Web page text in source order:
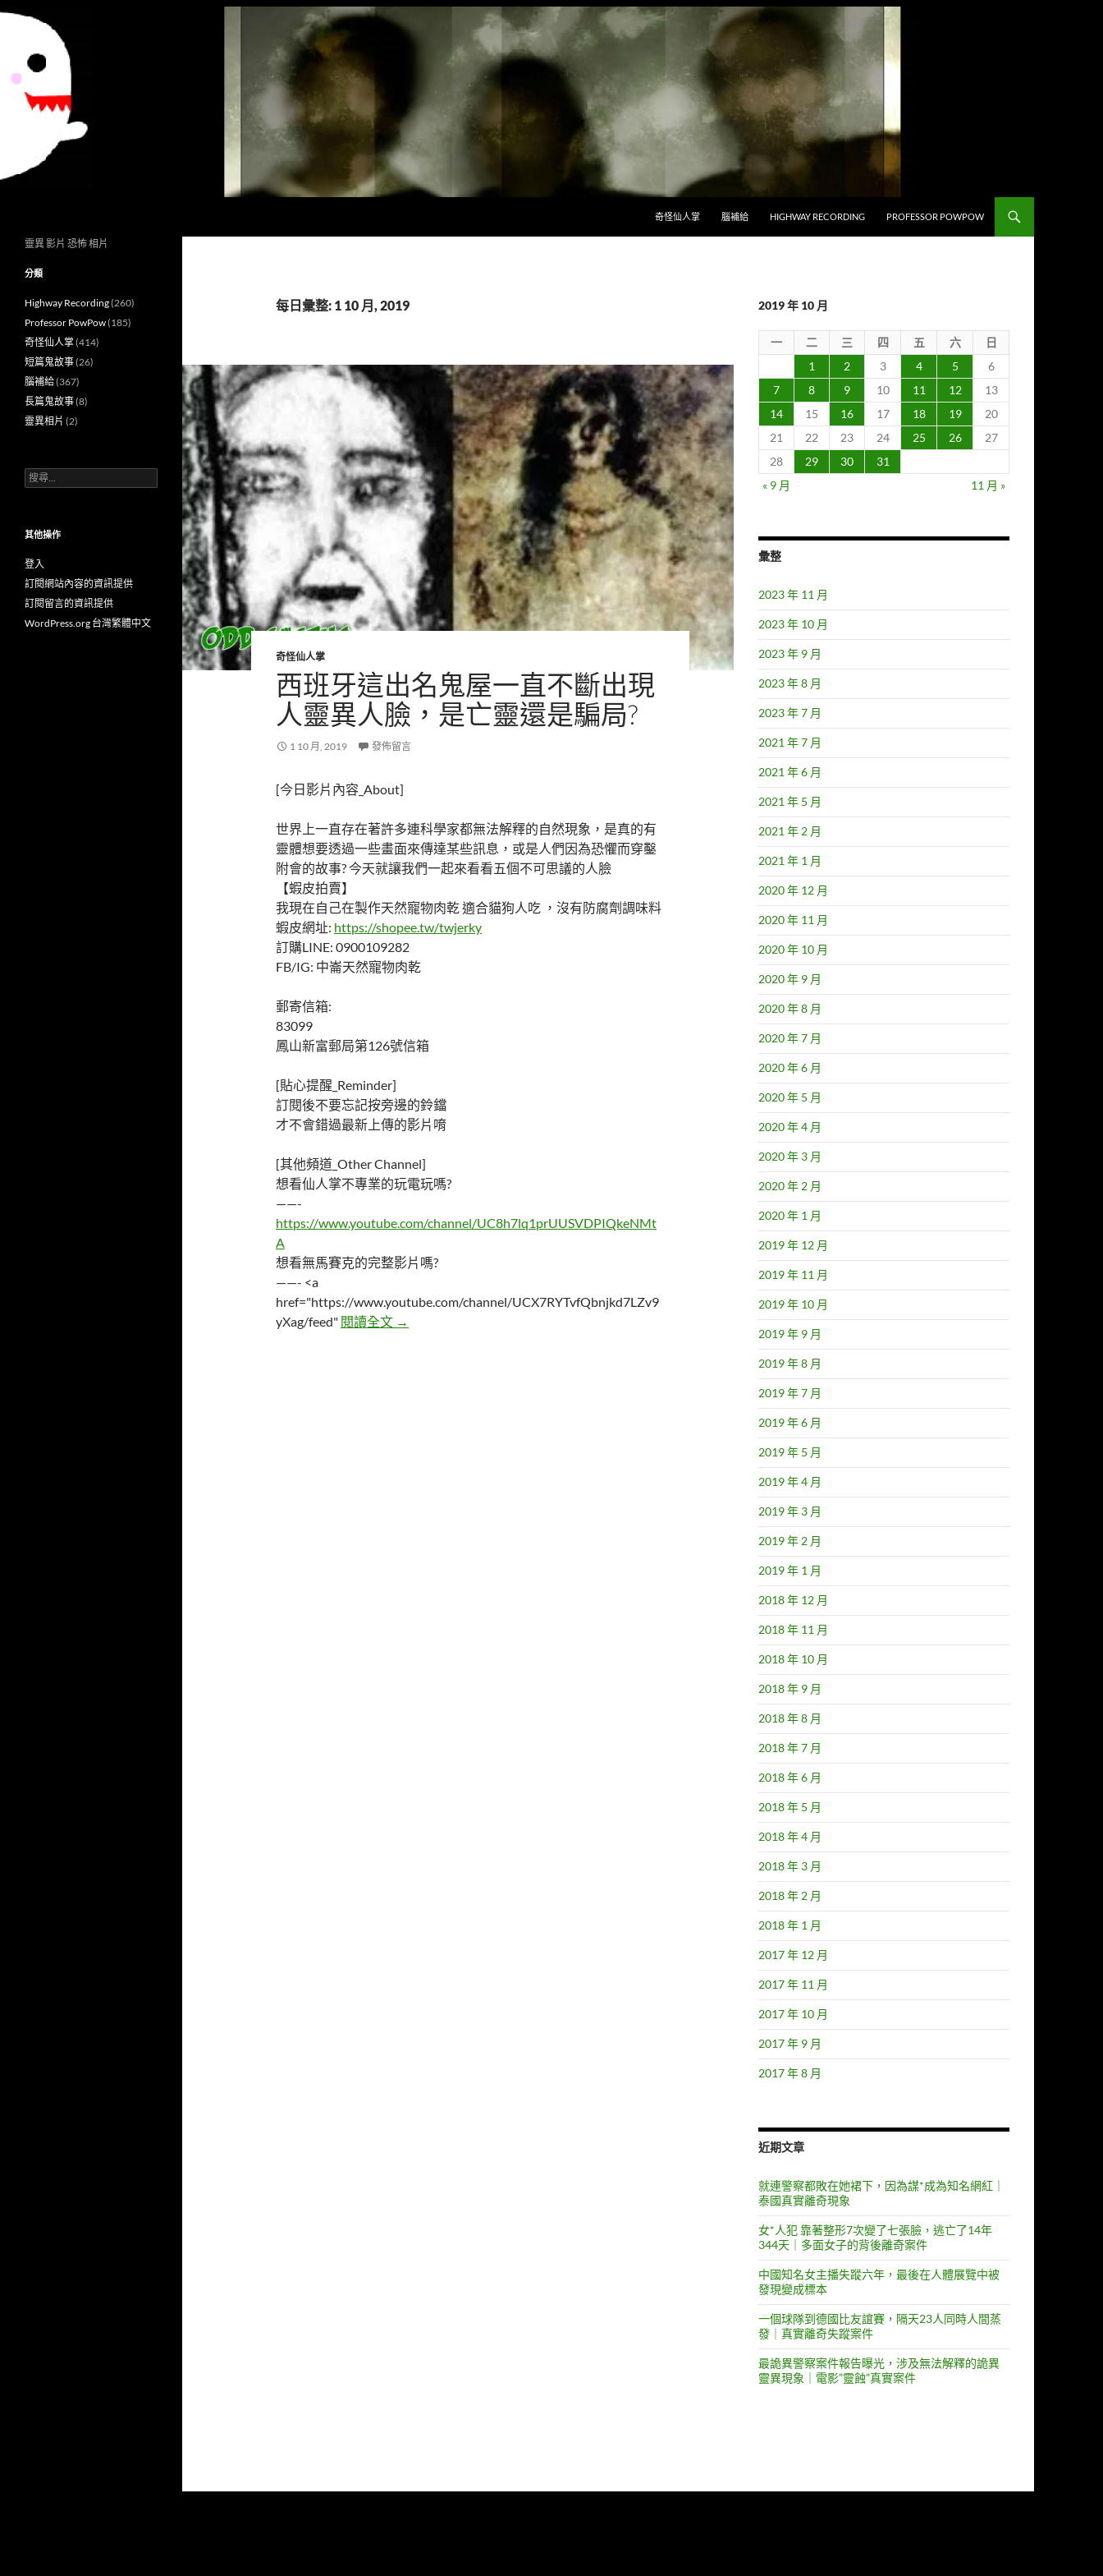
奇怪仙人掌
腦補給 HIGHWAY RECORDING PROFESSOR POWPOW
每日彙整: 1 10 月, 2019
奇怪仙人掌
西班牙這出名鬼屋一直不斷出現
人靈異人臉，是亡靈還是騙局?
1 10 月, 2019 發佈留言
[今日影片內容_About]
世界上一直存在著許多連科學家都無法解釋的自然現象，是真的有
靈體想要透過一些畫面來傳達某些訊息，或是人們因為恐懼而穿鑿
附會的故事? 今天就讓我們一起來看看五個不可思議的人臉
【蝦皮拍賣】
我現在自己在製作天然寵物肉乾 適合貓狗人吃 ，沒有防腐劑調味料
蝦皮網址: https://shopee.tw/twjerky
訂購LINE: 0900109282
FB/IG: 中崙天然寵物肉乾
郵寄信箱:
83099
鳳山新富郵局第126號信箱
[貼心提醒_Reminder]
訂閱後不要忘記按旁邊的鈴鐺
才不會錯過最新上傳的影片唷
[其他頻道_Other Channel]
想看仙人掌不專業的玩電玩嗎?
——-
https://www.youtube.com/channel/UC8h7lq1prUUSVDPIQkeNMt
A
想看無馬賽克的完整影片嗎?
——- <a
href="https://www.youtube.com/channel/UCX7RYTvfQbnjkd7LZv9
yXag/feed" 閱讀全文 西班牙這出名鬼屋一直不斷出現人靈異人臉，是亡靈還是騙局?
→
2019 年 10 月
一 二 三 四 五 六
日
1
2 3 4 5
6
7
8 9 10 11 12
13
14
15 16 17 18 19
20
21
22 23 24 25 26
27
28
29 30
31
« 9 月
11 月 »
彙整
2023 年 11 月
2023 年 10 月
2023 年 9 月
2023 年 8 月
2023 年 7 月
2021 年 7 月
2021 年 6 月
2021 年 5 月
2021 年 2 月
2021 年 1 月
2020 年 12 月
2020 年 11 月
2020 年 10 月
2020 年 9 月
2020 年 8 月
2020 年 7 月
2020 年 6 月
2020 年 5 月
2020 年 4 月
2020 年 3 月
2020 年 2 月
2020 年 1 月
2019 年 12 月
2019 年 11 月
2019 年 10 月
2019 年 9 月
2019 年 8 月
2019 年 7 月
2019 年 6 月
2019 年 5 月
2019 年 4 月
2019 年 3 月
2019 年 2 月
2019 年 1 月
2018 年 12 月
2018 年 11 月
2018 年 10 月
2018 年 9 月
2018 年 8 月
2018 年 7 月
2018 年 6 月
2018 年 5 月
2018 年 4 月
2018 年 3 月
2018 年 2 月
2018 年 1 月
2017 年 12 月
2017 年 11 月
2017 年 10 月
2017 年 9 月
2017 年 8 月
近期文章
就連警察都敗在她裙下，因為謀*成為知名網紅｜
泰國真實離奇現象
女*人犯 靠著整形7次變了七張臉，逃亡了14年
344天｜多面女子的背後離奇案件
中國知名女主播失蹤六年，最後在人體展覽中被
發現變成標本
一個球隊到德國比友誼賽，隔天23人同時人間蒸
發｜真實離奇失蹤案件
最詭異警察案件報告曝光，涉及無法解釋的詭異
靈異現象｜電影”靈蝕”真實案件
靈異 影片 恐怖 相片
分類
Highway Recording(260)
Professor PowPow(185)
奇怪仙人掌(414)
短篇鬼故事(26)
腦補給(367)
長篇鬼故事(8)
靈異相片 (2)
搜
尋
字:
其他操作
登入
訂閱網站內容的資訊提供
訂閱留言的資訊提供
WordPress.org 台灣繁體中文